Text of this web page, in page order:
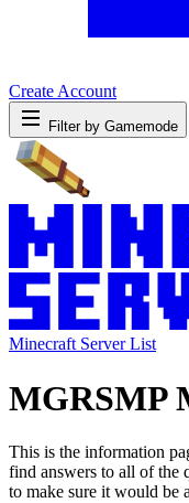
Create Account
Filter by Gamemode
Minecraft Server List
MGRSMP
This is the information
find answers to all of the
to make sure it would be